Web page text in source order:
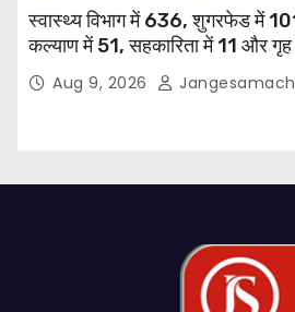
स्वास्थ्य विभाग में 636, शुगरफेड में
कल्याण में 51, सहकारिता में 11 और गृह
हुईं: मुख्यमंत्री भगवंत सिंह मान
Aug 9, 2026